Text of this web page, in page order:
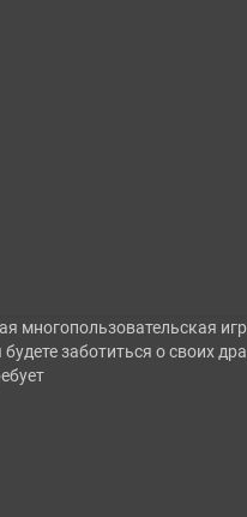
многопользовательская
заботиться о своих